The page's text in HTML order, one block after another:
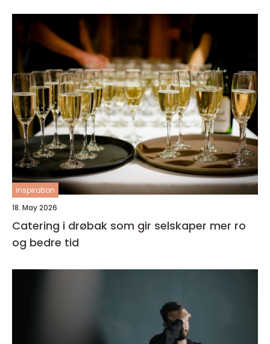
inspiration
18. May 2026
Catering i drøbak som gir selskaper mer ro
og bedre tid